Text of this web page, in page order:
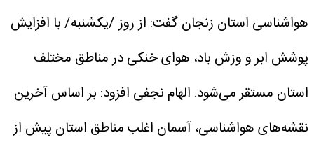
هواشناسی استان زنجان گفت: از روز /یکشنبه/ با افزایش
پوشش ابر و وزش باد، هوای خنکی در مناطق مختلف
استان مستقر می‌شود. الهام نجفی افزود: بر اساس آخرین
نقشه‌های هواشناسی، آسمان اغلب مناطق استان پیش از